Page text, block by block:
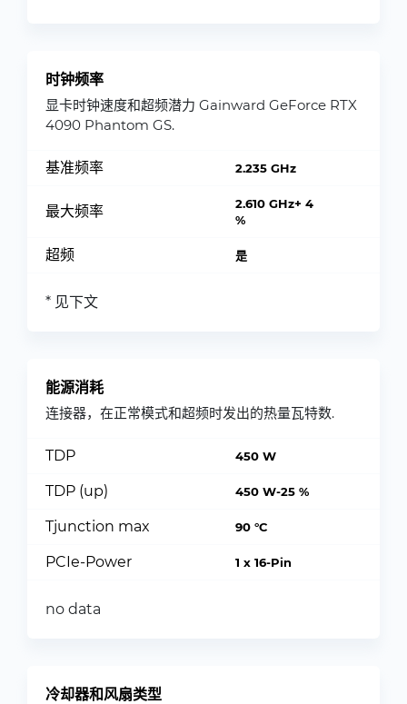
时钟频率
显卡时钟速度和超频潜力 Gainward GeForce RTX
4090 Phantom GS.
基准频率 2.235 GHz
最大频率
2.610 GHz+ 4
%
超频 是
* 见下文
能源消耗
连接器，在正常模式和超频时发出的热量瓦特数.
TDP 450 W
TDP (up) 450 W-25 %
Tjunction max 90 °C
PCIe-Power 1 x 16-Pin
no data
冷却器和风扇类型